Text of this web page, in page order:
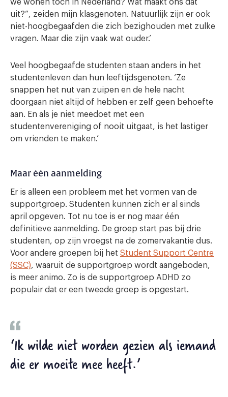
we wonen toch in Nederland? Wat maakt ons dat
uit?”, zeiden mijn klasgenoten. Natuurlijk zijn er ook
niet-hoogbegaafden die zich bezighouden met zulke
vragen. Maar die zijn vaak wat ouder.’
Veel hoogbegaafde studenten staan anders in het
studentenleven dan hun leeftijdsgenoten. ‘Ze
snappen het nut van zuipen en de hele nacht
doorgaan niet altijd of hebben er zelf geen behoefte
aan. En als je niet meedoet met een
studentenvereniging of nooit uitgaat, is het lastiger
om vrienden te maken.’
Maar één aanmelding
Er is alleen een probleem met het vormen van de
supportgroep. Studenten kunnen zich er al sinds
april opgeven. Tot nu toe is er nog maar één
definitieve aanmelding. De groep start pas bij drie
studenten, op zijn vroegst na de zomervakantie dus.
Voor andere groepen bij het Student Support Centre
(SSC), waaruit de supportgroep wordt aangeboden,
is meer animo. Zo is de supportgroep ADHD zo
populair dat er een tweede groep is opgestart.
‘Ik wilde niet worden gezien als iemand
die er moeite mee heeft.’